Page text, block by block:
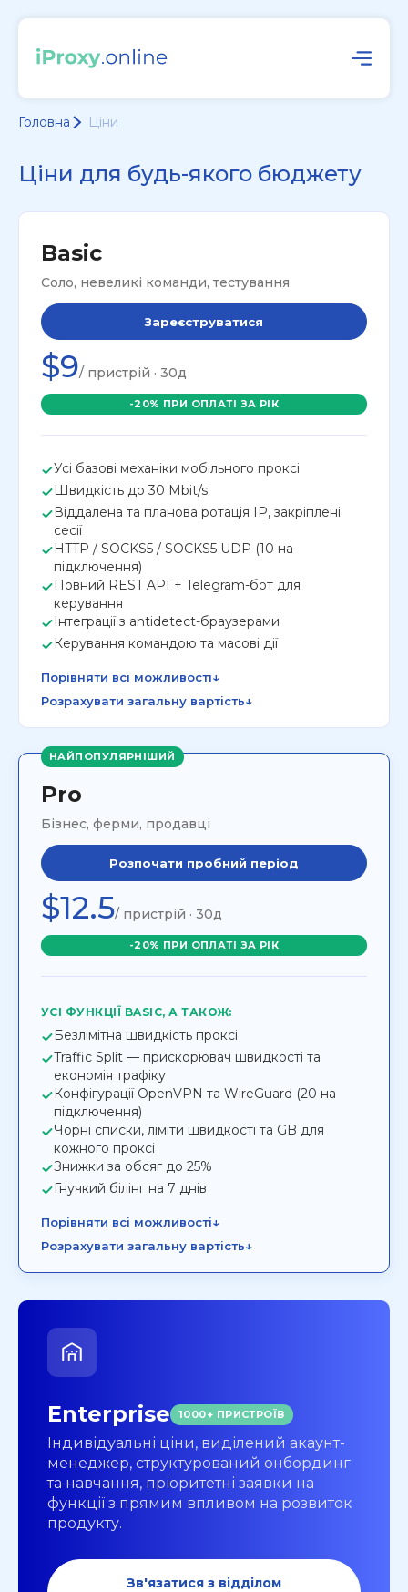
Головна Ціни
Ціни для будь-якого бюджету
Basic
Соло, невеликі команди, тестування
Зареєструватися
$9/ пристрій · 30д
-20% ПРИ ОПЛАТІ ЗА РІК
Усі базові механіки мобільного проксі
Швидкість до 30 Mbit/s
Віддалена та планова ротація IP, закріплені
сесії
HTTP / SOCKS5 / SOCKS5 UDP (10 на
підключення)
Повний REST API + Telegram-бот для
керування
Інтеграції з antidetect-браузерами
Керування командою та масові дії
Порівняти всі можливості↓
Розрахувати загальну вартість↓
НАЙПОПУЛЯРНІШИЙ
Pro
Бізнес, ферми, продавці
Розпочати пробний період
$12.5/ пристрій · 30д
-20% ПРИ ОПЛАТІ ЗА РІК
УСІ ФУНКЦІЇ BASIC, А ТАКОЖ:
Безлімітна швидкість проксі
Traffic Split — прискорювач швидкості та
економія трафіку
Конфігурації OpenVPN та WireGuard (20 на
підключення)
Чорні списки, ліміти швидкості та GB для
кожного проксі
Знижки за обсяг до 25%
Гнучкий білінг на 7 днів
Порівняти всі можливості↓
Розрахувати загальну вартість↓
Enterprise 1000+ ПРИСТРОЇВ
Індивідуальні ціни, виділений акаунт-
менеджер, структурований онбординг
та навчання, пріоритетні заявки на
функції з прямим впливом на розвиток
продукту.
Зв'язатися з відділом